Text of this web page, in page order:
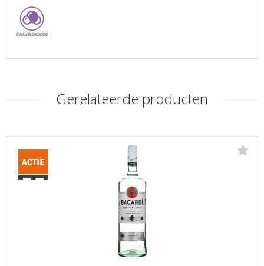
Gerelateerde producten